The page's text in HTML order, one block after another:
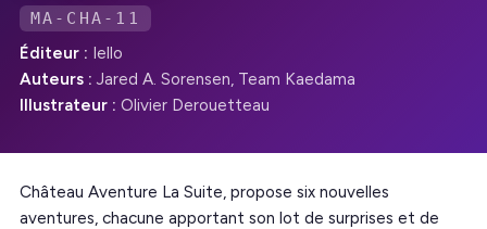
MA-CHA-11
Éditeur : Iello
Auteurs : Jared A. Sorensen, Team Kaedama
Illustrateur : Olivier Derouetteau
Château Aventure La Suite, propose six nouvelles
aventures, chacune apportant son lot de surprises et de